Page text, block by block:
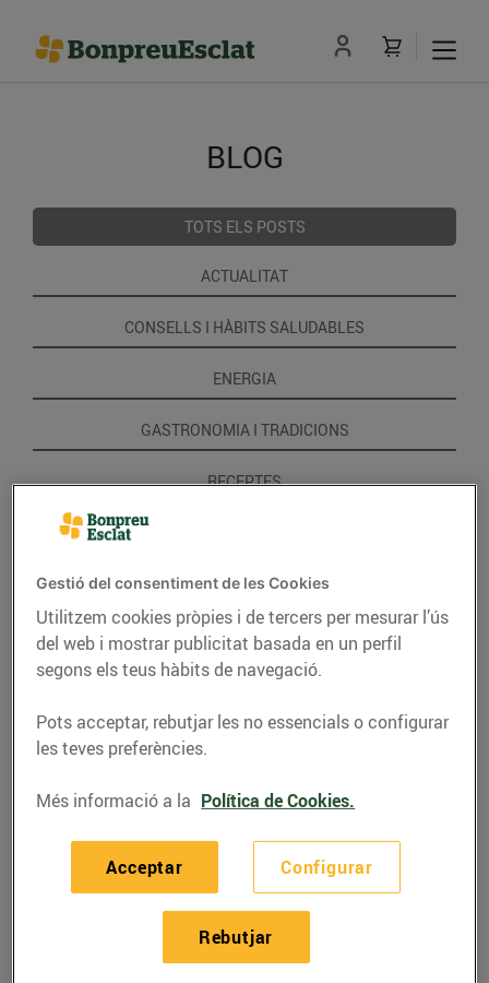
BLOG
TOTS ELS POSTS
ACTUALITAT
CONSELLS I HÀBITS SALUDABLES
ENERGIA
GASTRONOMIA I TRADICIONS
RECEPTES
RECEPTES
Pollastre marinat amb
cítrics
Gestió del consentiment de les Cookies
Utilitzem cookies pròpies i de tercers per mesurar l’ús
del web i mostrar publicitat basada en un perfil
segons els teus hàbits de navegació.
Pots acceptar, rebutjar les no essencials o configurar
les teves preferències.
Més informació a la Política de Cookies.
Configurar
Rebutjar
Acceptar